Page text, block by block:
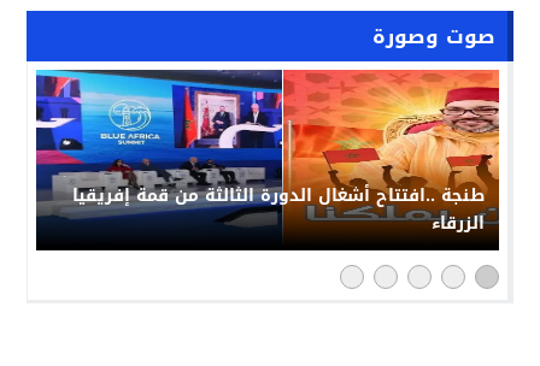
صوت وصورة
حملة “فخورون_بملكنا” تجتاح مواقع التواصل بالمغرب:
رد حضاري على حملات التشويش الإعلامي